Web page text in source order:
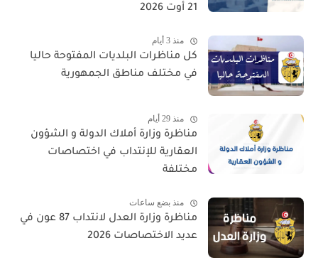
21 أوت 2026
منذ 3 أيام
كل مناظرات البلديات المفتوحة حاليا
في مختلف مناطق الجمهورية
منذ 29 أيام
مناظرة وزارة أملاك الدولة و الشؤون
العقارية للإنتداب في اختصاصات
مختلفة
منذ بضع ساعات
مناظرة وزارة العدل لانتداب 87 عون في
عديد الاختصاصات 2026